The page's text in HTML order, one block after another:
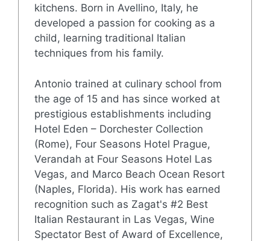
kitchens. Born in Avellino, Italy, he
developed a passion for cooking as a
child, learning traditional Italian
techniques from his family.
Antonio trained at culinary school from
the age of 15 and has since worked at
prestigious establishments including
Hotel Eden – Dorchester Collection
(Rome), Four Seasons Hotel Prague,
Verandah at Four Seasons Hotel Las
Vegas, and Marco Beach Ocean Resort
(Naples, Florida). His work has earned
recognition such as Zagat's #2 Best
Italian Restaurant in Las Vegas, Wine
Spectator Best of Award of Excellence,